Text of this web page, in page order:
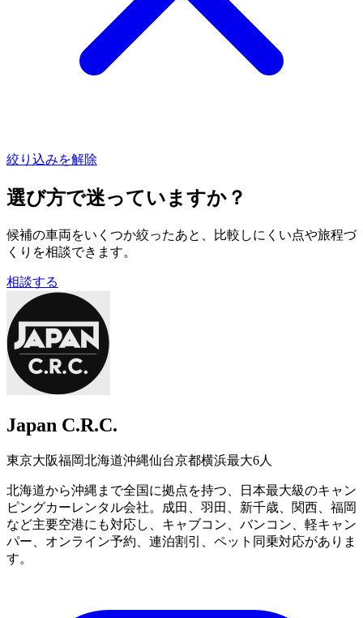
絞り込みを解除
選び方で迷っていますか？
候補の車両をいくつか絞ったあと、比較しにくい点や旅程づ
くりを相談できます。
相談する
Japan C.R.C.
東京大阪福岡北海道沖縄仙台京都横浜最大6人
北海道から沖縄まで全国に拠点を持つ、日本最大級のキャン
ピングカーレンタル会社。成田、羽田、新千歳、関西、福岡
など主要空港にも対応し、キャブコン、バンコン、軽キャン
パー、オンライン予約、連泊割引、ペット同乗対応がありま
す。